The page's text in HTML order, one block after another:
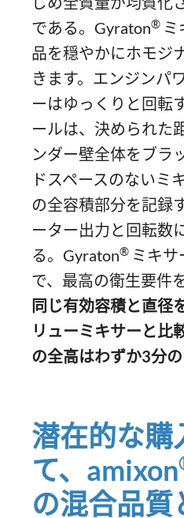
である。Gyraton® ミ
品を穏やかにホモジ
きます。エンジンパ
ーはゆっくりと回転
ールは、決められた
ンダー壁全体をブラ
ドスペースのないミ
の全容積部分を記録
ーター出力と回転数
る。Gyraton® ミキサ
で、最高の衛生要件
同じ有効容積と直径
リューミキサーと比
の全高はわずか3分の
潜在的な購
て、amixon
の混合品質